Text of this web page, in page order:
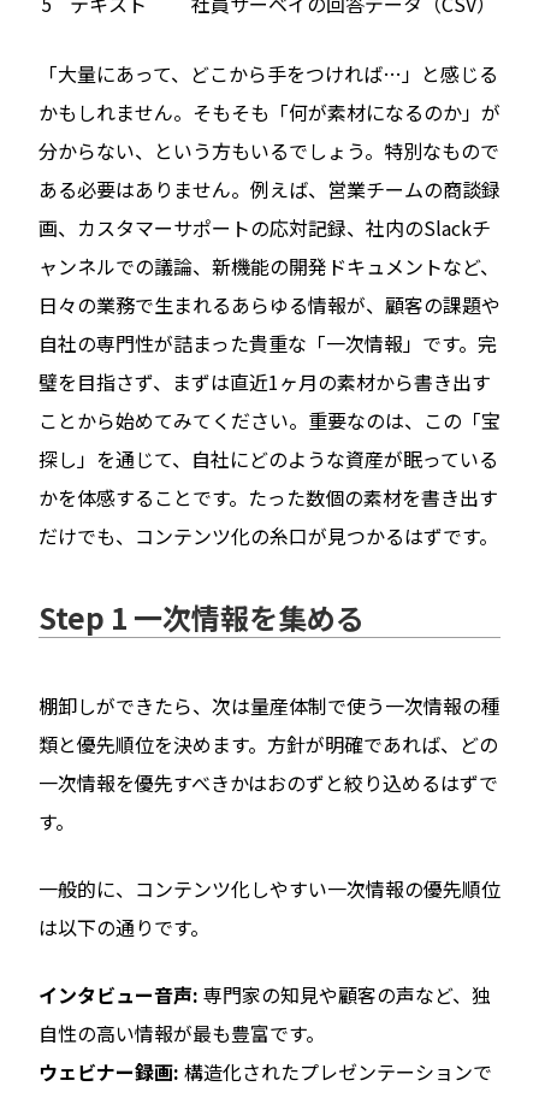
「大量にあって、どこから手をつければ…」と感じる
かもしれません。そもそも「何が素材になるのか」が
分からない、という方もいるでしょう。特別なもので
ある必要はありません。例えば、営業チームの商談録
画、カスタマーサポートの応対記録、社内のSlackチ
ャンネルでの議論、新機能の開発ドキュメントなど、
日々の業務で生まれるあらゆる情報が、顧客の課題や
自社の専門性が詰まった貴重な「一次情報」です。完
璧を目指さず、まずは直近1ヶ月の素材から書き出す
ことから始めてみてください。重要なのは、この「宝
探し」を通じて、自社にどのような資産が眠っている
かを体感することです。たった数個の素材を書き出す
だけでも、コンテンツ化の糸口が見つかるはずです。
Step 1 一次情報を集める
棚卸しができたら、次は量産体制で使う一次情報の種
類と優先順位を決めます。方針が明確であれば、どの
一次情報を優先すべきかはおのずと絞り込めるはずで
す。
一般的に、コンテンツ化しやすい一次情報の優先順位
は以下の通りです。
インタビュー音声: 専門家の知見や顧客の声など、独
自性の高い情報が最も豊富です。
ウェビナー録画: 構造化されたプレゼンテーションで